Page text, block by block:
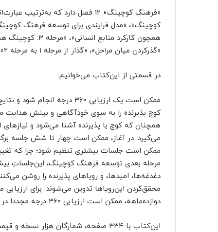
«فرهنگ کوچینگ» ۱۲ فصل دارد که
«گذرکردن میان مراحل»، «گذار از مرحله ۱ به مرحله ۲»، «گذر از مرحله ۲ به مرحله ۳»، «گذر از مرحله ۳ به مرحله ۴».
در قسمتی از این‌کتاب می‌خوانیم:
ممکن است یک ارزیابی ۳۶۰
کوچ پذیرنده را به سوی خودآگاهی و بینش هدایت
همچنان که کوچ با پذیرنده آشنا می‌شود و نیازهای
می‌گیرد. در آغاز، ممکن است چهار تا شش جلسه
ممکن است جلسات بیشتری تنظیم شود؛ چرا که
مرحله بعدی توسعه فرهنگ کوچینگ، این‌جلساتِ
دغدغه‌ها، امیدها، و رویاهای پذیرنده را روشن
محقق‌کردن این‌رویاها تدوین می‌شوند. برای ارزیابی
دوازده‌ماهه، ممکن است ارزیابی ۳۶۰ درجه مجددا در پایان دوره برگزار شود.
این‌کتاب با ۳۳۴ صفحه، شمارگان هزار نسخه و قیمت ۳۱۰ هزار تومان منتشر شده است.